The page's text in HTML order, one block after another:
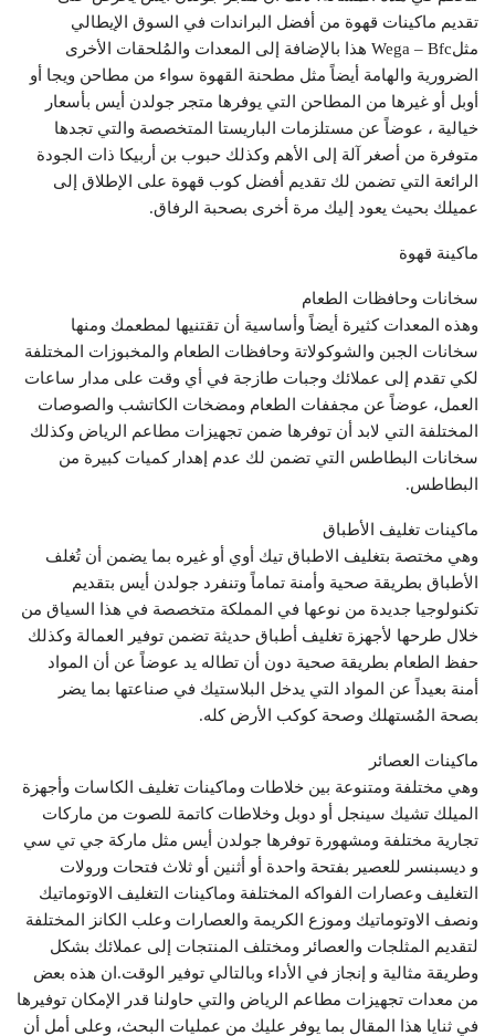
تقديم ماكينات قهوة من أفضل البراندات في السوق الإيطالي
مثلWega – Bfc هذا بالإضافة إلى المعدات والمُلحقات الأخرى
الضرورية والهامة أيضاً مثل مطحنة القهوة سواء من مطاحن ويجا أو
أوبل أو غيرها من المطاحن التي يوفرها متجر جولدن أيس بأسعار
خيالية ، عوضاً عن مستلزمات الباريستا المتخصصة والتي تجدها
متوفرة من أصغر آلة إلى الأهم وكذلك حبوب بن أربيكا ذات الجودة
الرائعة التي تضمن لك تقديم أفضل كوب قهوة على الإطلاق إلى
عميلك بحيث يعود إليك مرة أخرى بصحبة الرفاق.
ماكينة قهوة
سخانات وحافظات الطعام
وهذه المعدات كثيرة أيضاً وأساسية أن تقتنيها لمطعمك ومنها
سخانات الجبن والشوكولاتة وحافظات الطعام والمخبوزات المختلفة
لكي تقدم إلى عملائك وجبات طازجة في أي وقت على مدار ساعات
العمل، عوضاً عن مجففات الطعام ومضخات الكاتشب والصوصات
المختلفة التي لابد أن توفرها ضمن تجهيزات مطاعم الرياض وكذلك
سخانات البطاطس التي تضمن لك عدم إهدار كميات كبيرة من
البطاطس.
ماكينات تغليف الأطباق
وهي مختصة بتغليف الاطباق تيك أوي أو غيره بما يضمن أن تُغلف
الأطباق بطريقة صحية وأمنة تماماً وتنفرد جولدن أيس بتقديم
تكنولوجيا جديدة من نوعها في المملكة متخصصة في هذا السياق من
خلال طرحها لأجهزة تغليف أطباق حديثة تضمن توفير العمالة وكذلك
حفظ الطعام بطريقة صحية دون أن تطاله يد عوضاً عن أن المواد
أمنة بعيداً عن المواد التي يدخل البلاستيك في صناعتها بما يضر
بصحة المُستهلك وصحة كوكب الأرض كله.
ماكينات العصائر
وهي مختلفة ومتنوعة بين خلاطات وماكينات تغليف الكاسات وأجهزة
الميلك تشيك سينجل أو دوبل وخلاطات كاتمة للصوت من ماركات
تجارية مختلفة ومشهورة توفرها جولدن أيس مثل ماركة جي تي سي
و ديسبنسر للعصير بفتحة واحدة أو أثنين أو ثلاث فتحات ورولات
التغليف وعصارات الفواكه المختلفة وماكينات التغليف الاوتوماتيك
ونصف الاوتوماتيك وموزع الكريمة والعصارات وعلب الكانز المختلفة
لتقديم المثلجات والعصائر ومختلف المنتجات إلى عملائك بشكل
وطريقة مثالية و إنجاز في الأداء وبالتالي توفير الوقت.ان هذه بعض
من معدات تجهيزات مطاعم الرياض والتي حاولنا قدر الإمكان توفيرها
في ثنايا هذا المقال بما يوفر عليك من عمليات البحث، وعلى أمل أن